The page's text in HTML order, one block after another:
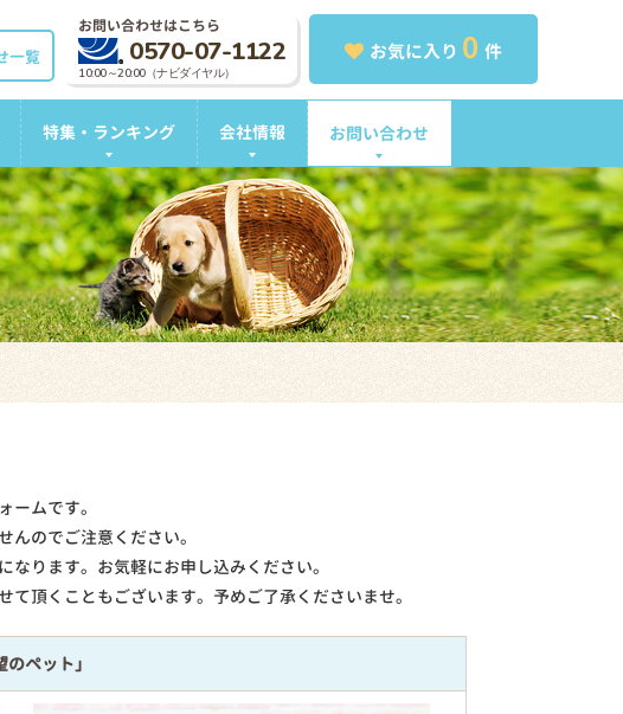
お気に入り 0 件
お問い合わせはこちら
0570-07-1122
10:00～20:00（ナビダイヤル）
一覧
特集・ランキング 会社情報 お問い合わせ
ームです。
のでご注意ください。
ります。お気軽にお申し込みください。
頂くこともございます。予めご了承くださいませ。
のペット」